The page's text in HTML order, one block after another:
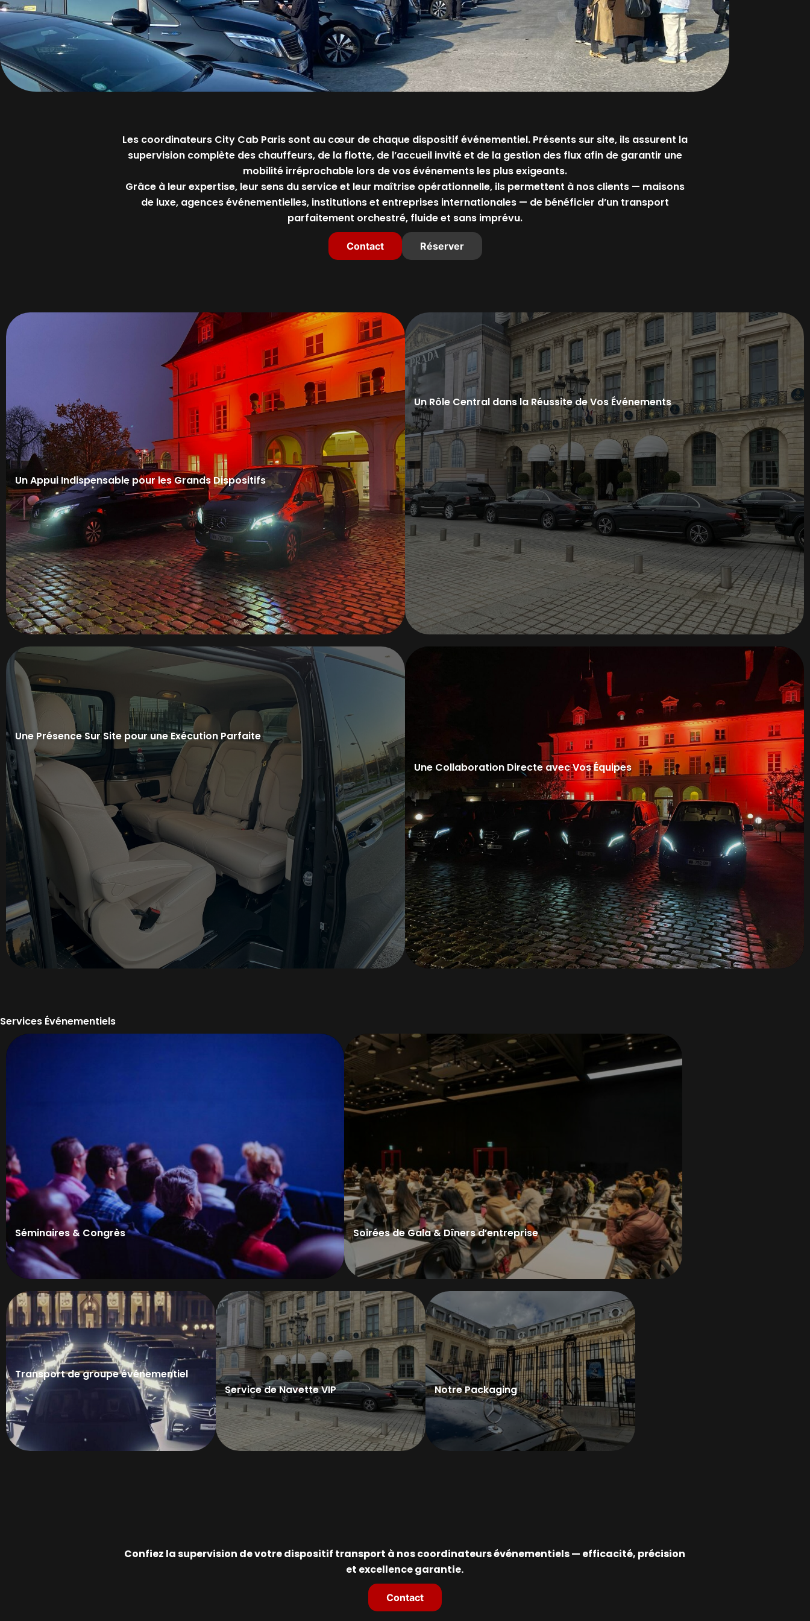
Les coordinateurs City Cab Paris sont au cœur de chaque dispositif événementiel. Présents sur site, ils assurent la
supervision complète des chauffeurs, de la flotte, de l’accueil invité et de la gestion des flux afin de garantir une
mobilité irréprochable lors de vos événements les plus exigeants.
Grâce à leur expertise, leur sens du service et leur maîtrise opérationnelle, ils permettent à nos clients — maisons
de luxe, agences événementielles, institutions et entreprises internationales — de bénéficier d’un transport
parfaitement orchestré, fluide et sans imprévu.
Contact Réserver
Un Appui Indispensable pour les Grands Dispositifs
Fashion Weeks & défilés
Congrès & salons internationaux
Galas & soirées privées
Séminaires multi-sites
Événements protocolaires
Tournages & productions
Lancements de marque
Un Rôle Central dans la Réussite de Vos Événements
Accueil VIP
Supervision chauffeurs & rotations
Dispatch sur zones
Gestion des flux
Radio & coordination sécurité
Priorisation VIP
Gestion des imprévus
Suivi opérationnel
Une Présence Sur Site pour une Exécution Parfaite
Vérification des zones de drop-off
Mise en place des chauffeurs et véhicules
Analyse circulation & sécurité
Brief avec les équipes internes et externes
Ajustements des points de chargement selon affluence
Synchronisation avec l’organisateur
Déploiement logistique initial
Une Collaboration Directe avec Vos Équipes
Chefs de projet événementiel
Régisseurs
Agents de sécurité
Responsables accueil
Hôtesses & staff
Direction des opérations
Organisation logistique du lieu
connecter tous les acteurs
Services Événementiels
Séminaires & Congrès Soirées de Gala & Dîners d’entreprise
Transport de groupe événementiel
Service de Navette VIP
Notre Packaging
Confiez la supervision de votre dispositif transport à nos coordinateurs événementiels — efficacité, précision
et excellence garantie.
Contact